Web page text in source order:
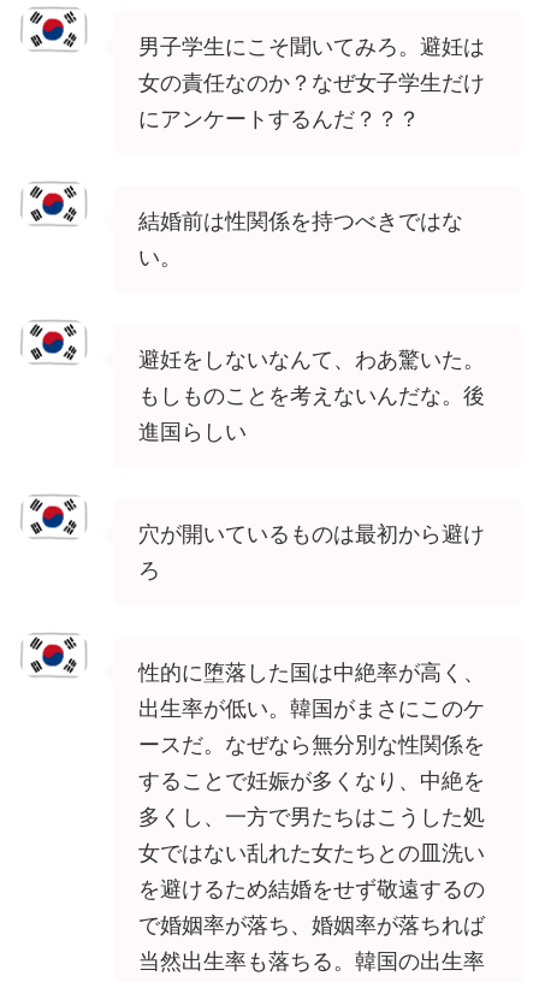
男子学生にこそ聞いてみろ。避妊は
女の責任なのか？なぜ女子学生だけ
にアンケートするんだ？？？
結婚前は性関係を持つべきではな
い。
避妊をしないなんて、わあ驚いた。
もしものことを考えないんだな。後
進国らしい
穴が開いているものは最初から避け
ろ
性的に堕落した国は中絶率が高く、
出生率が低い。韓国がまさにこのケ
ースだ。なぜなら無分別な性関係を
することで妊娠が多くなり、中絶を
多くし、一方で男たちはこうした処
女ではない乱れた女たちとの皿洗い
を避けるため結婚をせず敬遠するの
で婚姻率が落ち、婚姻率が落ちれば
当然出生率も落ちる。韓国の出生率